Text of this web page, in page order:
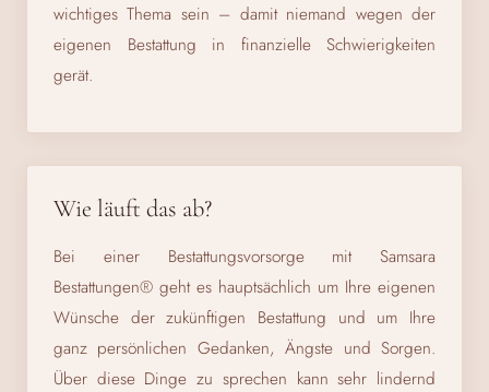
wichtiges Thema sein – damit niemand wegen der
eigenen Bestattung in finanzielle Schwierigkeiten
gerät.
Wie läuft das ab?
Bei einer Bestattungsvorsorge mit Samsara
Bestattungen® geht es hauptsächlich um Ihre eigenen
Wünsche der zukünftigen Bestattung und um Ihre
ganz persönlichen Gedanken, Ängste und Sorgen.
Über diese Dinge zu sprechen kann sehr lindernd